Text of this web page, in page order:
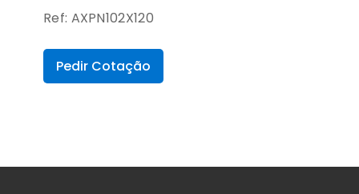
Ref: AXPN102X120
Pedir Cotação